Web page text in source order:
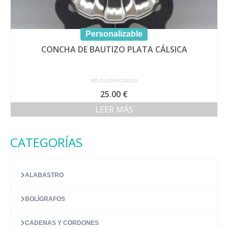
Personalizable
CONCHA DE BAUTIZO PLATA CÁLSICA
NO CLASIFICADOS
25.00 €
LEER MÁS
CATEGORÍAS
ALABASTRO
BOLÍGRAFOS
CADENAS Y CORDONES